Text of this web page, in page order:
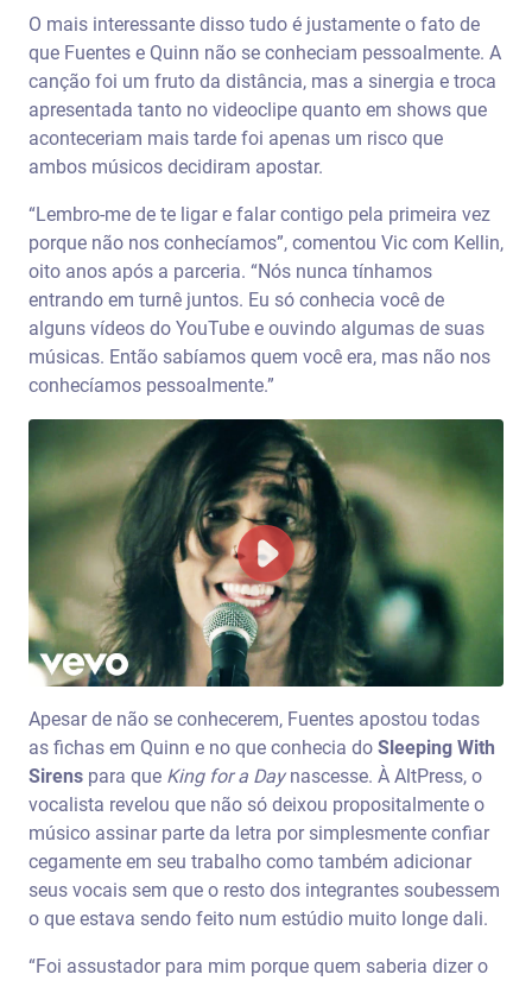
O mais interessante disso tudo é justamente o fato de
que Fuentes e Quinn não se conheciam pessoalmente. A
canção foi um fruto da distância, mas a sinergia e troca
apresentada tanto no videoclipe quanto em shows que
aconteceriam mais tarde foi apenas um risco que
ambos músicos decidiram apostar.
“Lembro-me de te ligar e falar contigo pela primeira vez
porque não nos conhecíamos”, comentou Vic com Kellin,
oito anos após a parceria. “Nós nunca tínhamos
entrando em turnê juntos. Eu só conhecia você de
alguns vídeos do YouTube e ouvindo algumas de suas
músicas. Então sabíamos quem você era, mas não nos
conhecíamos pessoalmente.”
Apesar de não se conhecerem, Fuentes apostou todas
as fichas em Quinn e no que conhecia do Sleeping With
Sirens para que King for a Daynascesse. À AltPress, o
vocalista revelou que não só deixou propositalmente o
músico assinar parte da letra por simplesmente confiar
cegamente em seu trabalho como também adicionar
seus vocais sem que o resto dos integrantes soubessem
o que estava sendo feito num estúdio muito longe dali.
“Foi assustador para mim porque quem saberia dizer o